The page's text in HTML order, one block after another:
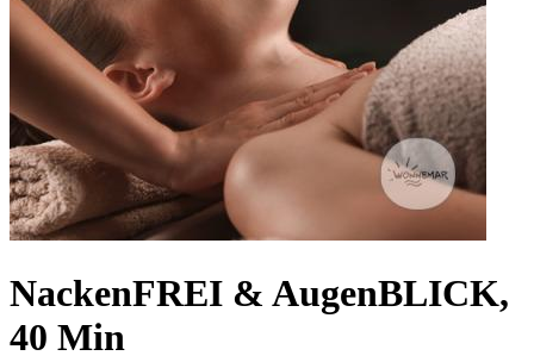
NackenFREI & AugenBLICK,
40 Min